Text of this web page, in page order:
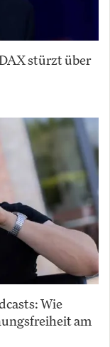
stürzt über
Wie
am